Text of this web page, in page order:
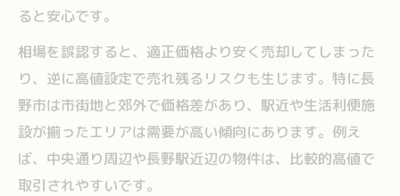
ると安心です。
相場を誤認すると、適正価格より安く売却してしまった
り、逆に高値設定で売れ残るリスクも生じます。特に長
野市は市街地と郊外で価格差があり、駅近や生活利便施
設が揃ったエリアは需要が高い傾向にあります。例え
ば、中央通り周辺や長野駅近辺の物件は、比較的高値で
取引されやすいです。